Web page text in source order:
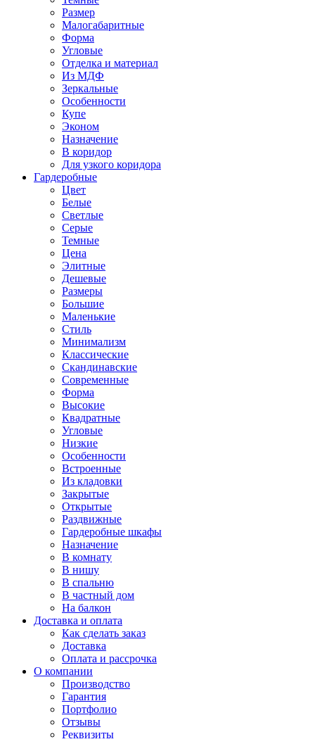
Размер
Малогабаритные
Форма
Угловые
Отделка и материал
Из МДФ
Зеркальные
Особенности
Купе
Эконом
Назначение
В коридор
Для узкого коридора
Гардеробные
Цвет
Белые
Светлые
Серые
Темные
Цена
Элитные
Дешевые
Размеры
Большие
Маленькие
Стиль
Минимализм
Классические
Скандинавские
Современные
Форма
Высокие
Квадратные
Угловые
Низкие
Особенности
Встроенные
Из кладовки
Закрытые
Открытые
Раздвижные
Гардеробные шкафы
Назначение
В комнату
В нишу
В спальню
В частный дом
На балкон
Доставка и оплата
Как сделать заказ
Доставка
Оплата и рассрочка
О компании
Производство
Гарантия
Портфолио
Отзывы
Реквизиты